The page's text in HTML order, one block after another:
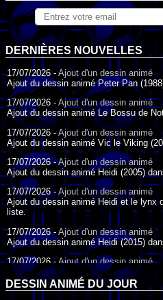
DERNIÈRES NOUVELLES
17/07/2026 -Ajout d'un dessin animé
Ajout du dessin animé Peter Pan
17/07/2026 - Ajout d'un dessin animé
Ajout du dessin animé Le Bossu de
17/07/2026 -Ajout d'un dessin animé
Ajout du dessin animé Vic le Viking
17/07/2026 -Ajout d'un dessin animé
Ajout du dessin animé Heidi (2005)
17/07/2026 -Ajout d'un dessin animé
Ajout du dessin animé Heidi et le lynx
liste.
17/07/2026 - Ajout d'un dessin animé
Ajout du dessin animé Heidi (2015)
17/07/2026 - Ajout d'un dessin animé
Ajout du dessin animé Heidi (1995)
09/07/2026 -Ajout d'un dessin animé
DESSIN ANIMÉ DU JOUR